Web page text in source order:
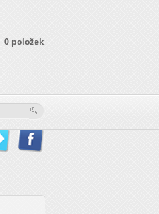
0 položek